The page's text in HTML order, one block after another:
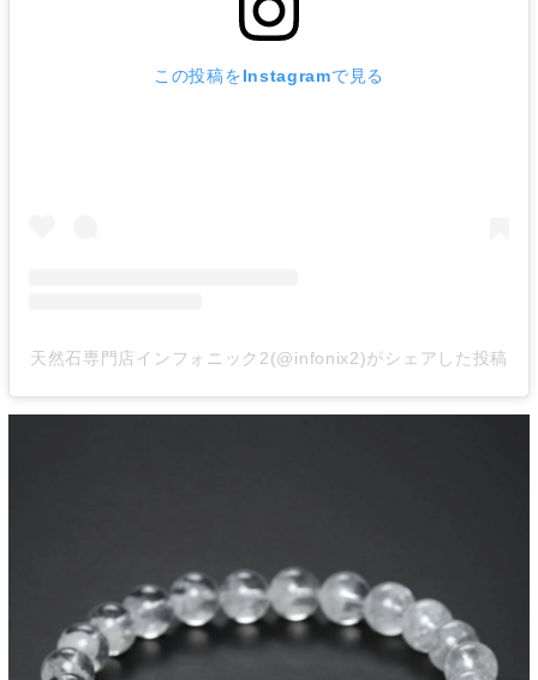
この投稿をInstagramで見る
天然石専門店インフォニック2(@infonix2)がシェアした投稿